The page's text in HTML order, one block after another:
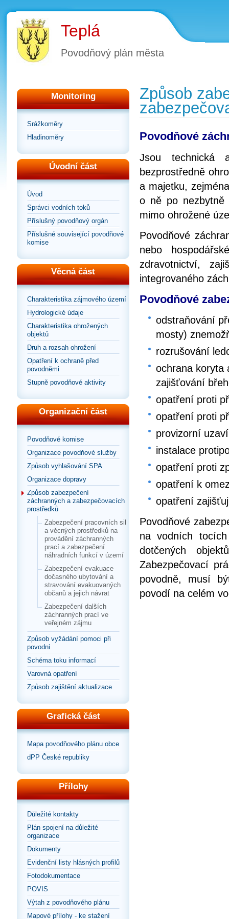
Teplá
Povodňový plán města
Monitoring
Srážkoměry
Hladinoměry
Úvodní část
Úvod
Správci vodních toků
Příslušný povodňový orgán
Příslušné související povodňové
komise
Věcná část
Charakteristika zájmového území
Hydrologické údaje
Charakteristika ohrožených
objektů
Druh a rozsah ohrožení
Opatření k ochraně před
povodněmi
Stupně povodňové aktivity
Organizační část
Povodňové komise
Organizace povodňové služby
Způsob vyhlašování SPA
Organizace dopravy
Způsob zabezpečení
záchranných a zabezpečovacích
prostředků
Zabezpečení pracovních sil
a věcných prostředků na
provádění záchranných
prací a zabezpečení
náhradních funkcí v území
Zabezpečení evakuace
dočasného ubytování a
stravování evakuovaných
občanů a jejich návrat
Zabezpečení dalších
záchranných prací ve
veřejném zájmu
Způsob vyžádání pomoci při
povodni
Schéma toku informací
Varovná opatření
Způsob zajištění aktualizace
Grafická část
Mapa povodňového plánu obce
dPP České republiky
Přílohy
Důležité kontakty
Plán spojení na důležité
organizace
Dokumenty
Evidenční listy hlásných profilů
Fotodokumentace
POVIS
Výtah z povodňového plánu
Mapové přílohy - ke stažení
Způsob
Povodňové
Jsou technická
bezprostředně
a majetku,
o ně po nezbytně
mimo ohrožené
Povodňové
nebo
zdravotnictví,
integrovaného
Povodňové
odstraňování
mosty)
rozrušování
ochrana koryta
zajišťování
opatření proti
opatření proti
provizorní
instalace
opatření proti
opatření k
opatření
Povodňové
na vodních
dotčených
Zabezpečovací
povodně, musí
povodí na celém